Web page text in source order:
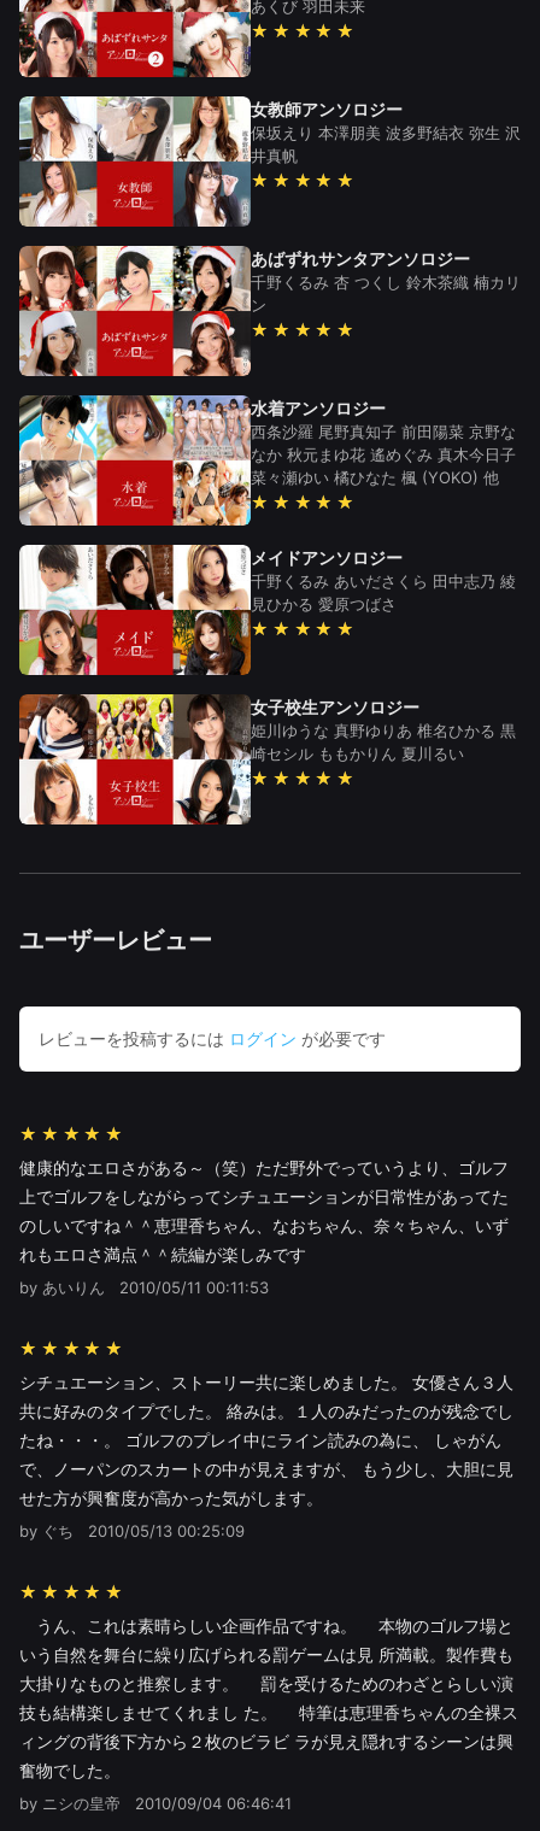
あくび 羽田未来
★★★★★
女教師アンソロジー
保坂えり 本澤朋美 波多野結衣 弥生 沢
井真帆
★★★★★
あばずれサンタアンソロジー
千野くるみ 杏 つくし 鈴木茶織 楠カリ
ン
★★★★★
水着アンソロジー
西条沙羅 尾野真知子 前田陽菜 京野な
なか 秋元まゆ花 遙めぐみ 真木今日子
菜々瀬ゆい 橘ひなた 楓 (YOKO) 他
★★★★★
メイドアンソロジー
千野くるみ あいださくら 田中志乃 綾
見ひかる 愛原つばさ
★★★★★
女子校生アンソロジー
姫川ゆうな 真野ゆりあ 椎名ひかる 黒
崎セシル ももかりん 夏川るい
★★★★★
ユーザーレビュー
レビューを投稿するには ログイン が必要です
★★★★★
健康的なエロさがある～（笑）ただ野外でっていうより、ゴルフ
上でゴルフをしながらってシチュエーションが日常性があってた
のしいですね＾＾恵理香ちゃん、なおちゃん、奈々ちゃん、いず
れもエロさ満点＾＾続編が楽しみです
by あいりん 2010/05/11 00:11:53
★★★★★
シチュエーション、ストーリー共に楽しめました。 女優さん３人
共に好みのタイプでした。 絡みは。１人のみだったのが残念でし
たね・・・。 ゴルフのプレイ中にライン読みの為に、 しゃがん
で、ノーパンのスカートの中が見えますが、 もう少し、大胆に見
せた方が興奮度が高かった気がします。
by ぐち 2010/05/13 00:25:09
★★★★★
うん、これは素晴らしい企画作品ですね。 本物のゴルフ場と
いう自然を舞台に繰り広げられる罰ゲームは見 所満載。製作費も
大掛りなものと推察します。 罰を受けるためのわざとらしい演
技も結構楽しませてくれまし た。 特筆は恵理香ちゃんの全裸ス
ィングの背後下方から２枚のビラビ ラが見え隠れするシーンは興
奮物でした。
by ニシの皇帝 2010/09/04 06:46:41